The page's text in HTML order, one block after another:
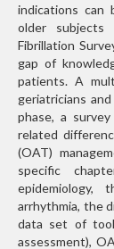
indications can
older
Fibrillation
gap of
patients. A
geriatricians
phase, a
related
(OAT)
specific
arrhythmia, the
data set of
assessment),